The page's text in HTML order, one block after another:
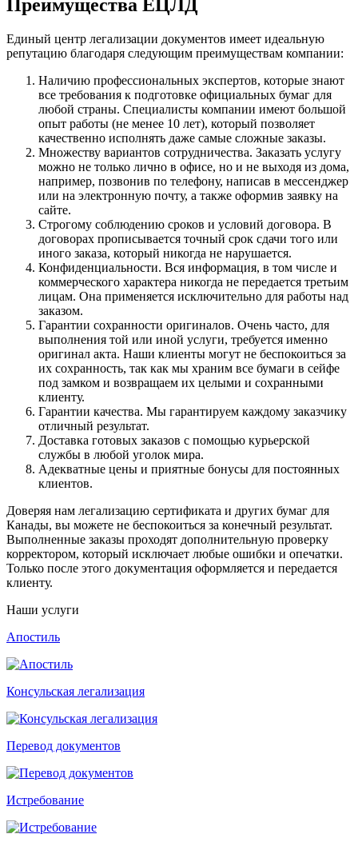
Преимущества ЕЦЛД
Единый центр легализации документов имеет идеальную
репутацию благодаря следующим преимуществам компании:
Наличию профессиональных экспертов, которые знают
все требования к подготовке официальных бумаг для
любой страны. Специалисты компании имеют большой
опыт работы (не менее 10 лет), который позволяет
качественно исполнять даже самые сложные заказы.
Множеству вариантов сотрудничества. Заказать услугу
можно не только лично в офисе, но и не выходя из дома,
например, позвонив по телефону, написав в мессенджер
или на электронную почту, а также оформив заявку на
сайте.
Строгому соблюдению сроков и условий договора. В
договорах прописывается точный срок сдачи того или
иного заказа, который никогда не нарушается.
Конфиденциальности. Вся информация, в том числе и
коммерческого характера никогда не передается третьим
лицам. Она применяется исключительно для работы над
заказом.
Гарантии сохранности оригиналов. Очень часто, для
выполнения той или иной услуги, требуется именно
оригинал акта. Наши клиенты могут не беспокоиться за
их сохранность, так как мы храним все бумаги в сейфе
под замком и возвращаем их целыми и сохранными
клиенту.
Гарантии качества. Мы гарантируем каждому заказчику
отличный результат.
Доставка готовых заказов с помощью курьерской
службы в любой уголок мира.
Адекватные цены и приятные бонусы для постоянных
клиентов.
Доверяя нам легализацию сертификата и других бумаг для
Канады, вы можете не беспокоиться за конечный результат.
Выполненные заказы проходят дополнительную проверку
корректором, который исключает любые ошибки и опечатки.
Только после этого документация оформляется и передается
клиенту.
Наши услуги
Апостиль
Консульская легализация
Перевод документов
Истребование